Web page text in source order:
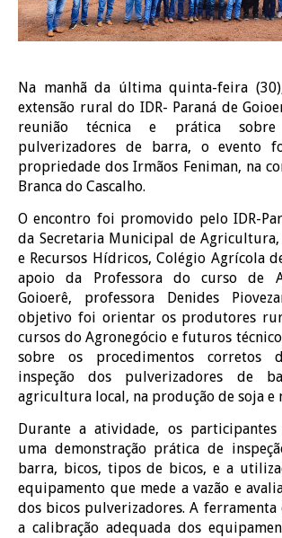
Na manhã da última quinta-feira
extensão rural do IDR- Paraná de
reunião técnica e prática
pulverizadores de barra, o evento
propriedade dos Irmãos Feniman, na
Branca do Cascalho.
O encontro foi promovido pelo IDR-
da Secretaria Municipal de
e Recursos Hídricos, Colégio Agrícola
apoio da Professora do curso de
Goioerê, professora Denides
objetivo foi orientar os produtores
cursos do Agronegócio e futuros
sobre os procedimentos corretos
inspeção dos pulverizadores de
agricultura local, na produção de soja e
Durante a atividade, os participantes
uma demonstração prática de
barra, bicos, tipos de bicos, e a
equipamento que mede a vazão e
dos bicos pulverizadores. A ferramenta
a calibração adequada dos